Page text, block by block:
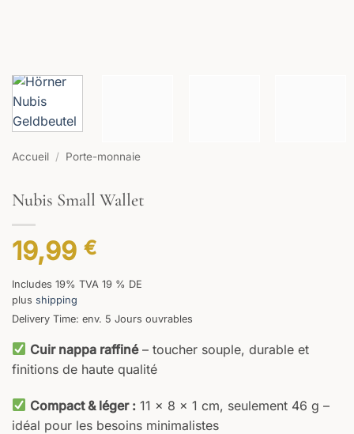
Accueil / Porte-monnaie
Nubis Small Wallet
19,99 €
Includes 19% TVA 19 % DE
plus shipping
Delivery Time: env. 5 Jours ouvrables
Cuir nappa raffiné– toucher souple, durable et
finitions de haute qualité
Compact & léger : 11 × 8 × 1 cm, seulement 46 g –
idéal pour les besoins minimalistes